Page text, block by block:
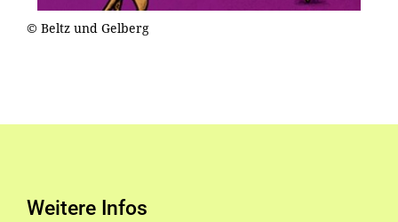
© Beltz und Gelberg
Weitere Infos